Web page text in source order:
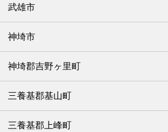
武雄市
神埼市
神埼郡吉野ヶ里町
三養基郡基山町
三養基郡上峰町